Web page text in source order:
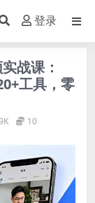
登录
战课：
工具，零
10